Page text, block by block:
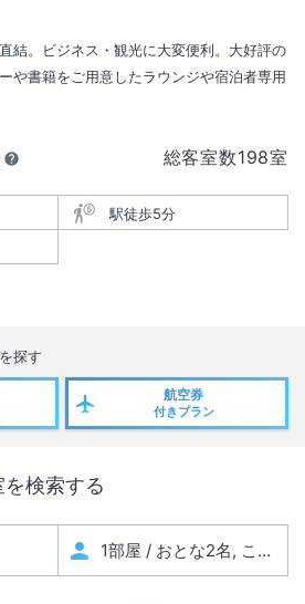
結。ビジネス・観光に大変便利。大好評の
や書籍をご用意したラウンジや宿泊者専用
総客室数198室
クアウト
駅徒歩5分
探す
航空券
付きプラン
検索する